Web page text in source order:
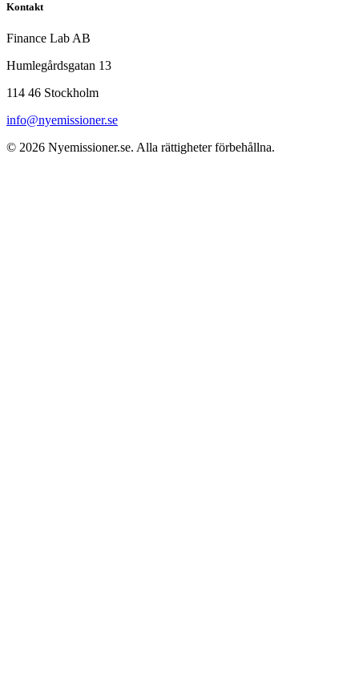
Kontakt
Finance Lab AB
Humlegårdsgatan 13
114 46 Stockholm
info@nyemissioner.se
© 2026 Nyemissioner.se. Alla rättigheter förbehållna.